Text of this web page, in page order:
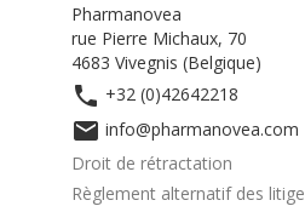
Pharmanovea
rue Pierre Michaux, 70
4683 Vivegnis (Belgique)
 +32 (0)42642218
 info@pharmanovea.com
Droit de rétractation
Règlement alternatif des